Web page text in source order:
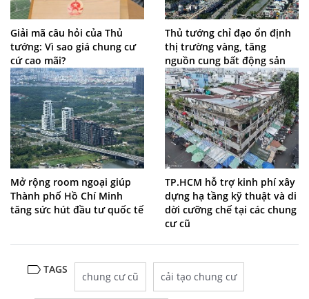
Giải mã câu hỏi của Thủ
tướng: Vì sao giá chung cư
cứ cao mãi?
Thủ tướng chỉ đạo ổn định
thị trường vàng, tăng
nguồn cung bất động sản
Mở rộng room ngoại giúp
Thành phố Hồ Chí Minh
tăng sức hút đầu tư quốc tế
TP.HCM hỗ trợ kinh phí xây
dựng hạ tầng kỹ thuật và di
dời cưỡng chế tại các chung
cư cũ
TAGS
chung cư cũ cải tạo chung cư